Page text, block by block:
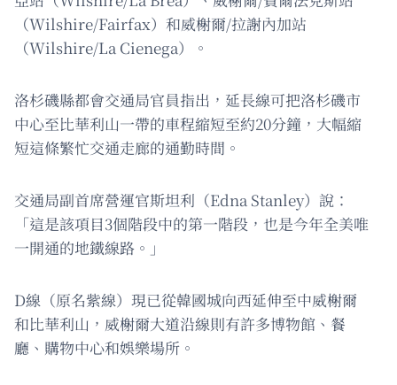
（Wilshire/Fairfax）和威榭爾/拉謝內加站
（Wilshire/La Cienega）。
洛杉磯縣都會交通局官員指出，延長線可把洛杉磯市
中心至比華利山一帶的車程縮短至約20分鐘，大幅縮
短這條繁忙交通走廊的通勤時間。
交通局副首席營運官斯坦利（Edna Stanley）說：
「這是該項目3個階段中的第一階段，也是今年全美唯
一開通的地鐵線路。」
D線（原名紫線）現已從韓國城向西延伸至中威榭爾
和比華利山，威榭爾大道沿線則有許多博物館、餐
廳、購物中心和娛樂場所。